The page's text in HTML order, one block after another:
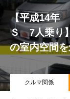
新車
中古車・未使用
JUジャナイト在庫
Gooネット在庫情報
【平成14年
Ｓ 7人乗り
の室内空間
クルマ関係